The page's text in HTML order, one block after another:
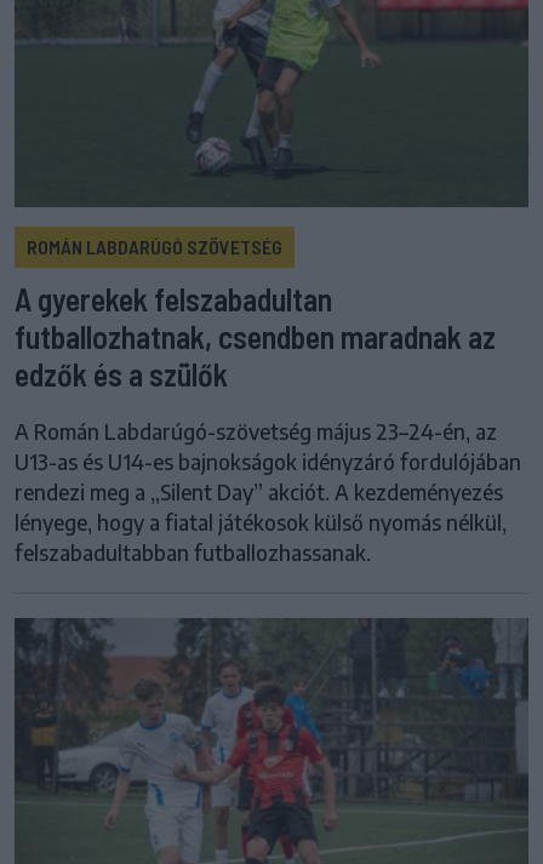
ROMÁN LABDARÚGÓ SZÖVETSÉG
A gyerekek felszabadultan
futballozhatnak, csendben maradnak az
edzők és a szülők
A Román Labdarúgó-szövetség május 23–24-én, az
U13-as és U14-es bajnokságok idényzáró fordulójában
rendezi meg a „Silent Day” akciót. A kezdeményezés
lényege, hogy a fiatal játékosok külső nyomás nélkül,
felszabadultabban futballozhassanak.